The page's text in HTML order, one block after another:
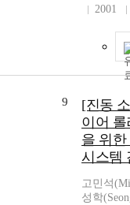
2001
9
[진동
이어
을 위
시스템
고민석
성학